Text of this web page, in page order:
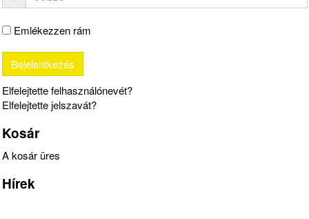
Emlékezzen rám
Elfelejtette felhasználónevét?
Elfelejtette jelszavát?
Kosár
A kosár üres
Hírek